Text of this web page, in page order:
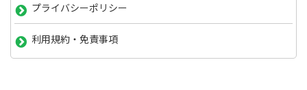
プライバシーポリシー
利用規約・免責事項